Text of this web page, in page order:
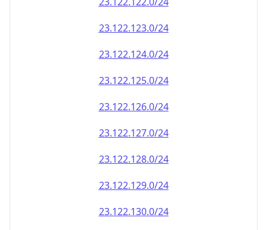
23.122.124.0/24
23.122.125.0/24
23.122.126.0/24
23.122.127.0/24
23.122.128.0/24
23.122.129.0/24
23.122.130.0/24
23.122.131.0/24
23.122.132.0/24